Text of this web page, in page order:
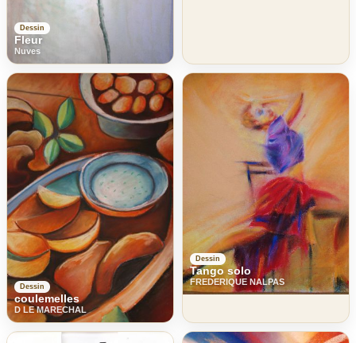
Dessin
Fleur
Nuves
Dessin
coulemelles
D LE MARECHAL
Dessin
Tango solo
FREDERIQUE NALPAS